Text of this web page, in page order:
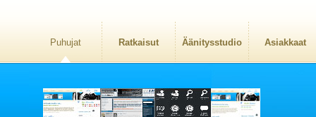
Puhujat Ratkaisut Äänitysstudio Asiakkaat